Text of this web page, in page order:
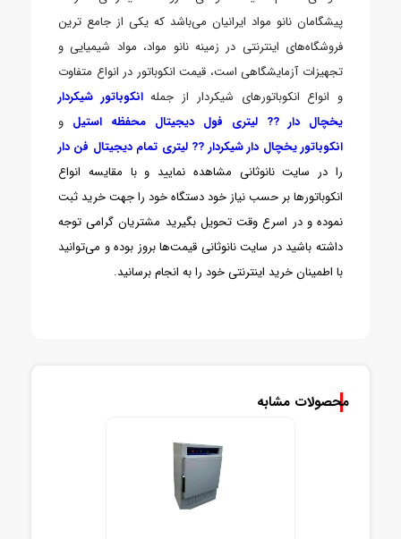
پیشگامان نانو مواد ایرانیان می‌باشد که یکی از جامع ترین
فروشگاه‌های اینترنتی در زمینه نانو مواد، مواد شیمیایی و
تجهیزات آزمایشگاهی است، قیمت انکوباتور در انواع متفاوت
و انواع انکوباتورهای شیکردار از جملهانکوباتور شیکردار
یخچال دار ?? لیتری فول دیجیتال محفظه استیل و
انکوباتور یخچال دار شیکردار ?? لیتری تمام دیجیتال فن دار
را در سایت نانوثانی مشاهده نمایید و با مقایسه انواع
انکوباتورها بر حسب نیاز خود دستگاه خود را جهت خرید ثبت
نموده و در اسرع وقت تحویل بگیرید مشتریان گرامی توجه
داشته باشید در سایت نانوثانی قیمت‌ها بروز بوده و می‌توانید
با اطمینان خرید اینترنتی خود را به انجام برسانید.
محصولات مشابه